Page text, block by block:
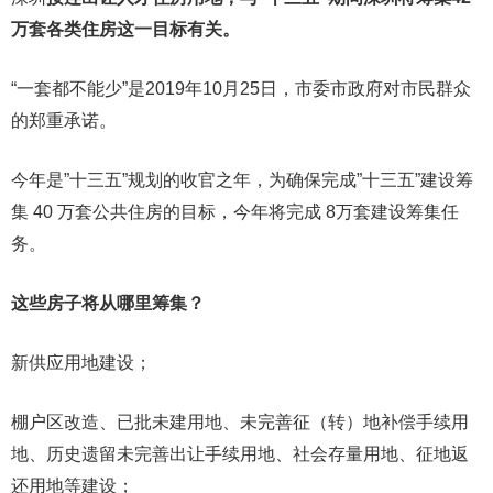
万套各类住房这一目标有关。
“一套都不能少”是2019年10月25日，市委市政府对市民群众
的郑重承诺。
今年是”十三五”规划的收官之年，为确保完成”十三五”建设筹
集 40 万套公共住房的目标，今年将完成 8万套建设筹集任
务。
这些房子将从哪里筹集？
新供应用地建设；
棚户区改造、已批未建用地、未完善征（转）地补偿手续用
地、历史遗留未完善出让手续用地、社会存量用地、征地返
还用地等建设；